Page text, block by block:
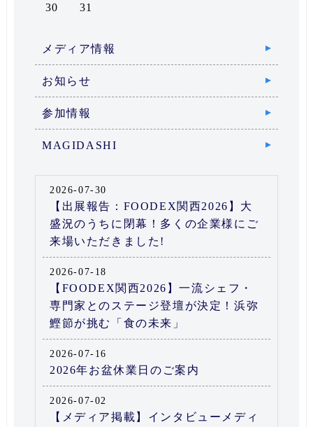
30
31
メディア情報
お知らせ
参加情報
MAGIDASHI
2026-07-30
【出展報告：FOODEX関西2026】大
盛況のうちに閉幕！多くの企業様にご
来場いただきました!
2026-07-18
【FOODEX関西2026】一流シェフ・
専門家とのステージ登壇が決定！浜弥
鰹節が挑む「食の未来」
2026-07-16
2026年お盆休業日のご案内
2026-07-02
【メディア掲載】インタビューメディ